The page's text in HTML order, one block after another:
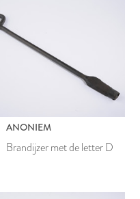
ANONIEM
Brandijzer met de letter D